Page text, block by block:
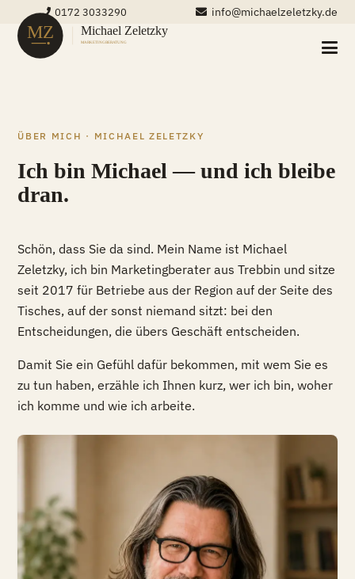
0172 3033290 info@michaelzeletzky.de
ÜBER MICH · MICHAEL ZELETZKY
Ich bin Michael — und ich bleibe
dran.
Schön, dass Sie da sind. Mein Name ist Michael
Zeletzky, ich bin Marketingberater aus Trebbin und sitze
seit 2017 für Betriebe aus der Region auf der Seite des
Tisches, auf der sonst niemand sitzt: bei den
Entscheidungen, die übers Geschäft entscheiden.
Damit Sie ein Gefühl dafür bekommen, mit wem Sie es
zu tun haben, erzähle ich Ihnen kurz, wer ich bin, woher
ich komme und wie ich arbeite.